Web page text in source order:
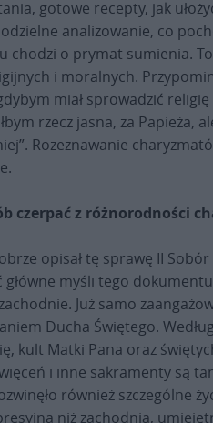
gotowe recepty, jak
analizowanie, co
chodzi o prymat sumienia.
i moralnych.
miał sprowadzić
rzecz jasna, za Papieża,
Rozeznawanie
czerpać z różnorodności
opisał tę sprawę II
myśli tego
Już samo
Ducha Świętego.
kult Matki Pana oraz
i inne sakramenty są
również szczególne
niż zachodnia,